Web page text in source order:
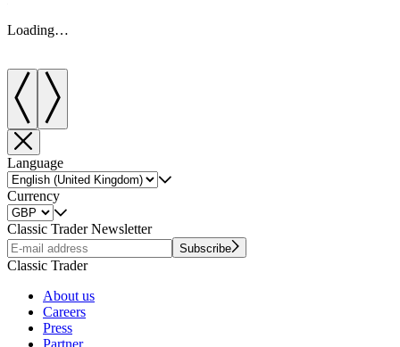
Loading…
Language
Currency
Classic Trader Newsletter
Subscribe
Classic Trader
About us
Careers
Press
Partner